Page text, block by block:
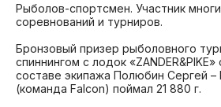
Рыболов-спортсмен. Участник
соревнований и турниров.
Бронзовый призер рыболовного
спиннингом с лодок «ZANDER&PIKE»
составе экипажа Полюбин Сергей –
(команда Falcon) поймал 21 880 г.